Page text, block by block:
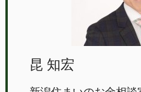
昆 知宏